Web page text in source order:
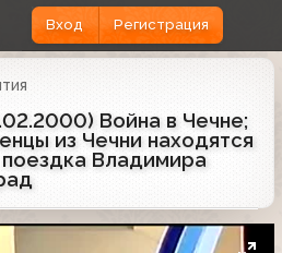
Вход Регистрация
Война в Чечне;
из Чечни находятся
Владимира